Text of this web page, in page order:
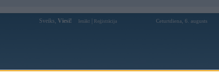
Sveiks, Viesi! Ienākt Reģistrācija Ceturtdiena, 6. augusts